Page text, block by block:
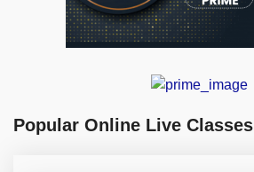
Popular Online Live Classes